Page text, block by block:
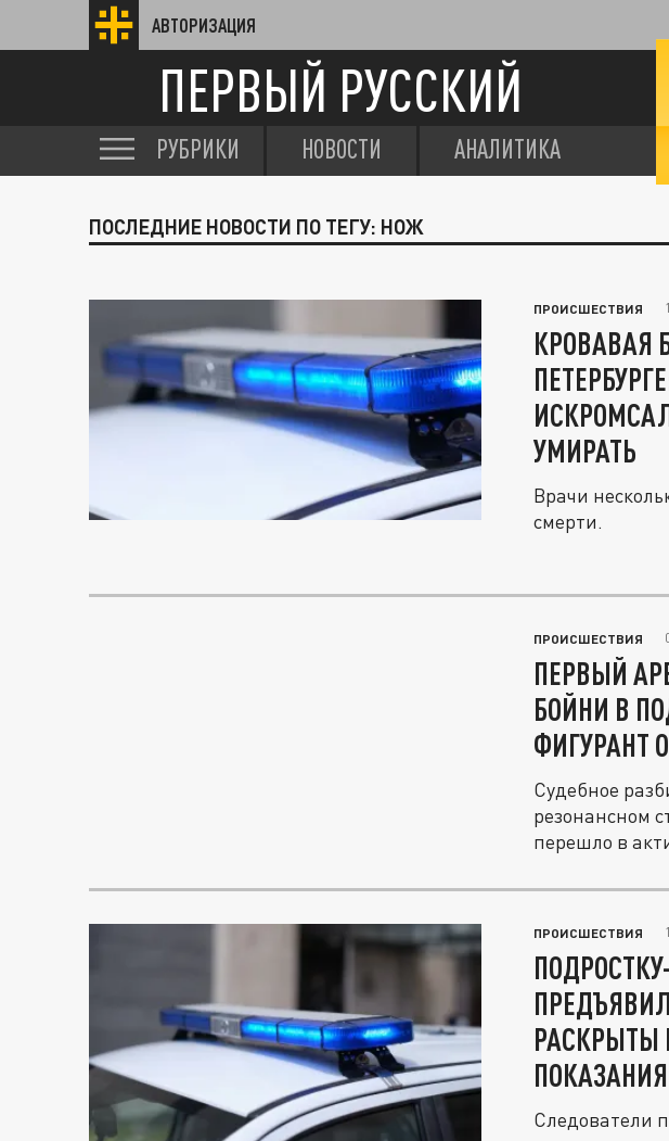
АВТОРИЗАЦИЯ
ПЕРВЫЙ РУССКИЙ
РУБРИКИ НОВОСТИ АНАЛИТИКА
ПОСЛЕДНИЕ НОВОСТИ ПО ТЕГУ: НОЖ
ПРОИСШЕСТВИЯ
КРОВАВАЯ
УМИРАТЬ
Врачи
смерти.
ПРОИСШЕСТВИЯ
ПЕРВЫЙ
БОЙНИ В
ФИГУРАНТ
Судебное
резонансном
перешло в
ПРОИСШЕСТВИЯ
РАСКРЫТЫ
ПОКАЗАНИЯ
Следователи